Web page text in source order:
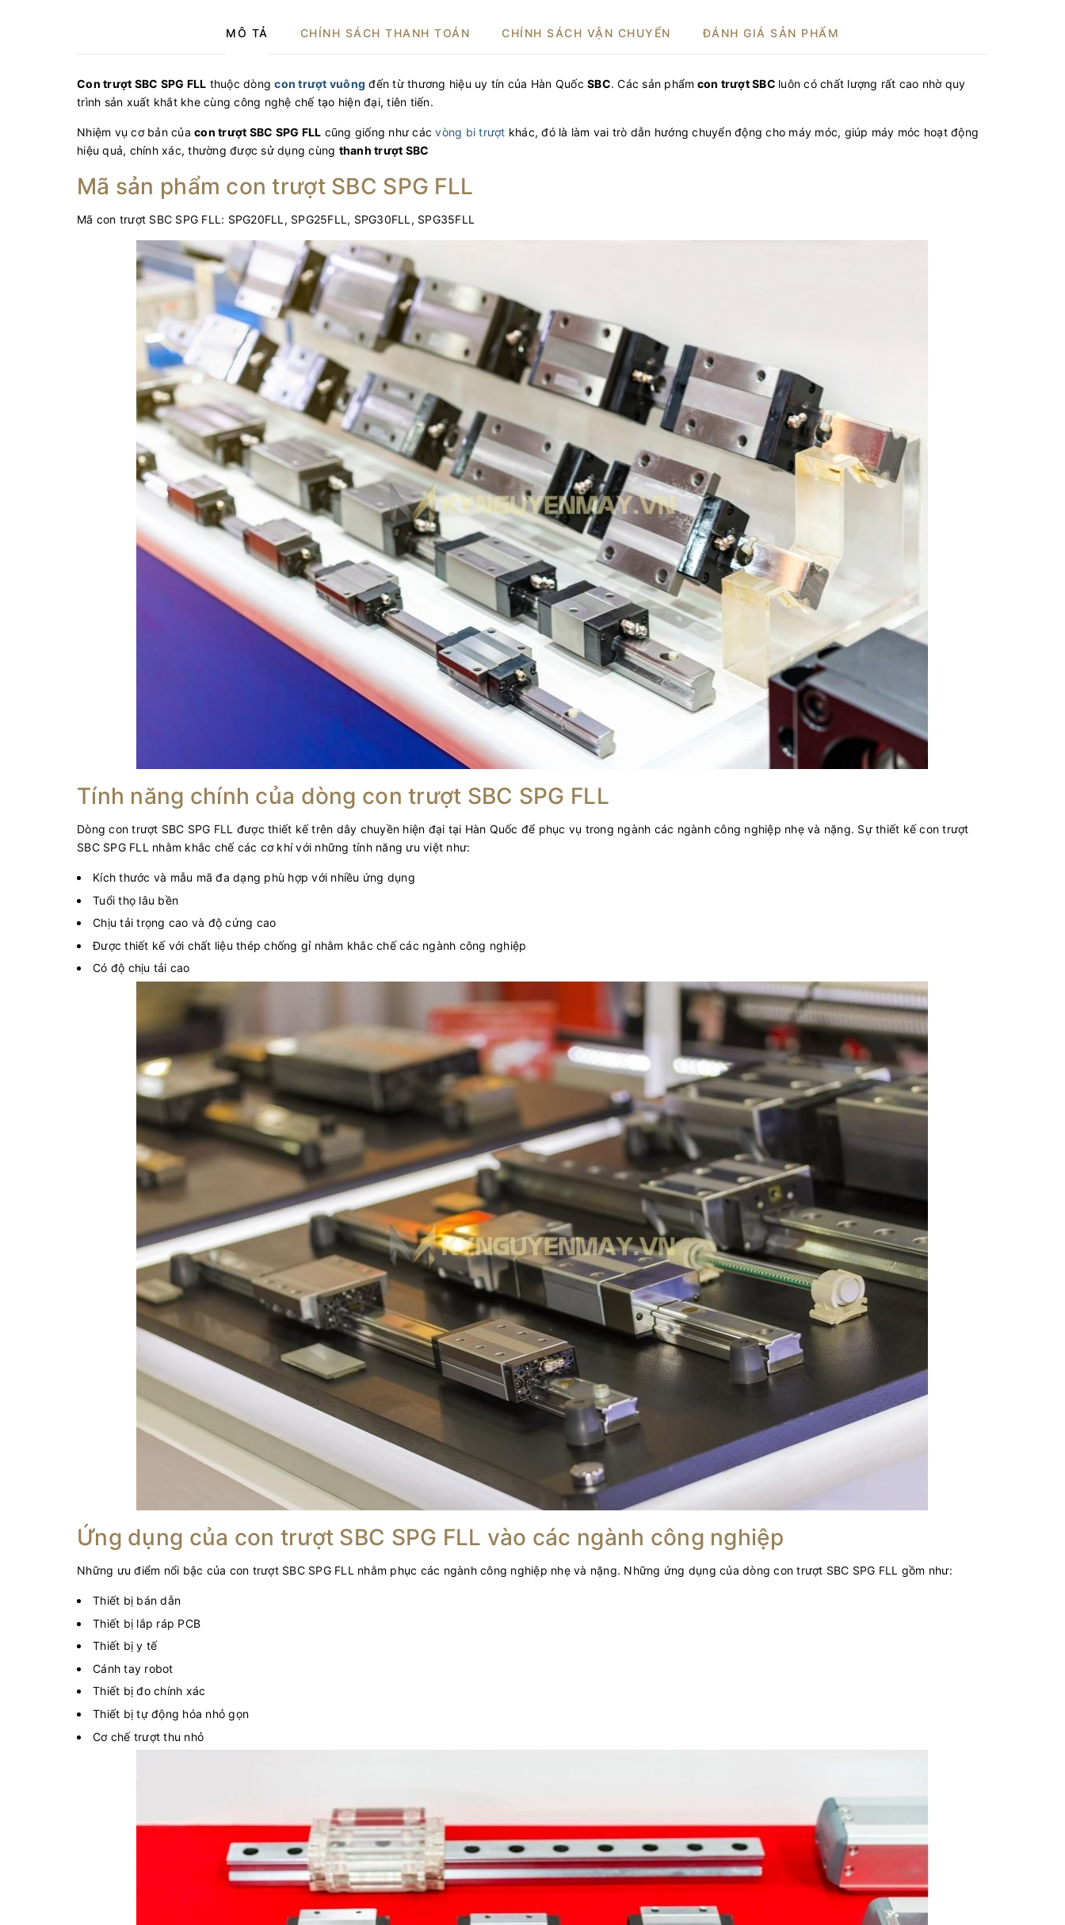
MÔ TẢ CHÍNH SÁCH THANH TOÁN CHÍNH SÁCH VẬN CHUYỂN ĐÁNH GIÁ SẢN PHẨM
Con trượt SBC SPG FLL thuộc dòngcon trượt vuông đến từ thương hiệu uy tín của Hàn Quốc SBC. Các sản phẩm con trượt SBC luôn có chất lượng rất cao nhờ quy
trình sản xuất khắt khe cùng công nghệ chế tạo hiện đại, tiên tiến.
Nhiệm vụ cơ bản của con trượt SBC SPG FLL cũng giống như cácvòng bi trượt khác, đó là làm vai trò dẫn hướng chuyển động cho máy móc, giúp máy móc hoạt động
hiệu quả, chính xác, thường được sử dụng cùng thanh trượt SBC
Mã sản phẩm con trượt SBC SPG FLL
Mã con trượt SBC SPG FLL: SPG20FLL, SPG25FLL, SPG30FLL, SPG35FLL
Tính năng chính của dòng con trượt SBC SPG FLL
Dòng con trượt SBC SPG FLL được thiết kế trên dây chuyền hiện đại tại Hàn Quốc để phục vụ trong ngành các ngành công nghiệp nhẹ và nặng. Sự thiết kế con trượt
SBC SPG FLL nhằm khắc chế các cơ khí với những tính năng ưu việt như:
Kích thước và mẫu mã đa dạng phù hợp với nhiều ứng dụng
Tuổi thọ lâu bền
Chịu tải trọng cao và độ cứng cao
Được thiết kế với chất liệu thép chống gỉ nhằm khắc chế các ngành công nghiệp
Có độ chịu tải cao
Ứng dụng của con trượt SBC SPG FLL vào các ngành công nghiệp
Những ưu điểm nổi bậc của con trượt SBC SPG FLL nhằm phục các ngành công nghiệp nhẹ và nặng. Những ứng dụng của dòng con trượt SBC SPG FLL gồm như:
Thiết bị bán dẫn
Thiết bị lắp ráp PCB
Thiết bị y tế
Cánh tay robot
Thiết bị đo chính xác
Thiết bị tự động hóa nhỏ gọn
Cơ chế trượt thu nhỏ